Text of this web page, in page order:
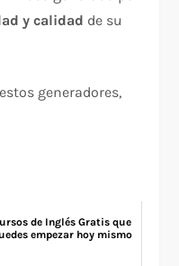
y calidad de su
generadores,
de Inglés Gratis que
empezar hoy mismo